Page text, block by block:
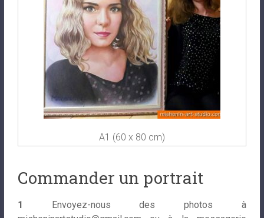
A1 (60 x 80 cm)
Commander un portrait
1 Envoyez-nous des photos à